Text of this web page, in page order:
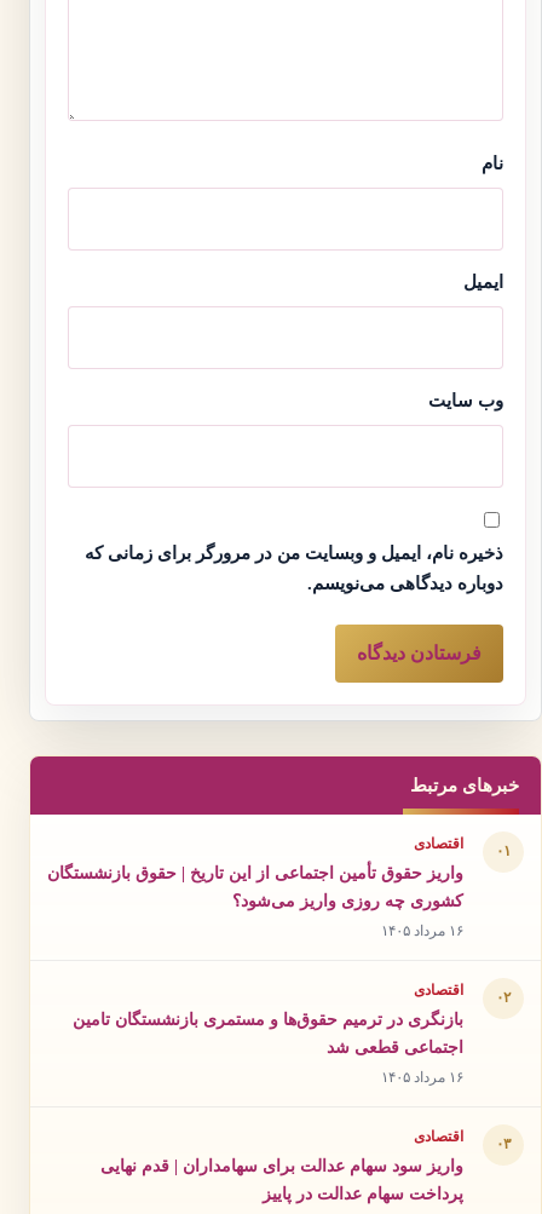
نام
ایمیل
وب‌ سایت
ذخیره نام، ایمیل و وبسایت من در مرورگر برای زمانی که
دوباره دیدگاهی می‌نویسم.
خبرهای مرتبط
۰۱ اقتصادی
واریز حقوق تأمین اجتماعی از این تاریخ | حقوق بازنشستگان
کشوری چه روزی واریز می‌شود؟
۱۶ مرداد ۱۴۰۵
۰۲ اقتصادی
بازنگری در ترمیم حقوق‌ها و مستمری بازنشستگان تامین
اجتماعی قطعی شد
۱۶ مرداد ۱۴۰۵
۰۳ اقتصادی
واریز سود سهام عدالت برای سهامداران | قدم نهایی
پرداخت سهام عدالت در پاییز